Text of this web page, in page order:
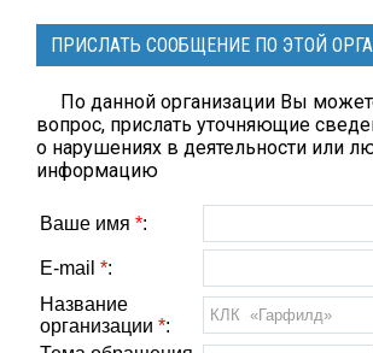
ПРИСЛАТЬ СООБЩЕНИЕ ПО ЭТОЙ
По данной организации Вы
вопрос, прислать уточняющие
о нарушениях в деятельности или
информацию
Ваше имя *:
E-mail *:
Название
организации *: